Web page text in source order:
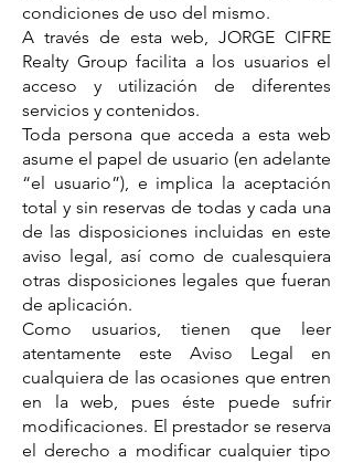
condiciones de uso del mismo.
A través de esta web, JORGE CIFRE
Realty Group facilita a los usuarios el
acceso y utilización de diferentes
servicios y contenidos.
Toda persona que acceda a esta web
asume el papel de usuario (en adelante
“el usuario”), e implica la aceptación
total y sin reservas de todas y cada una
de las disposiciones incluidas en este
aviso legal, así como de cualesquiera
otras disposiciones legales que fueran
de aplicación.
Como usuarios, tienen que leer
atentamente este Aviso Legal en
cualquiera de las ocasiones que entren
en la web, pues éste puede sufrir
modificaciones. El prestador se reserva
el derecho a modificar cualquier tipo